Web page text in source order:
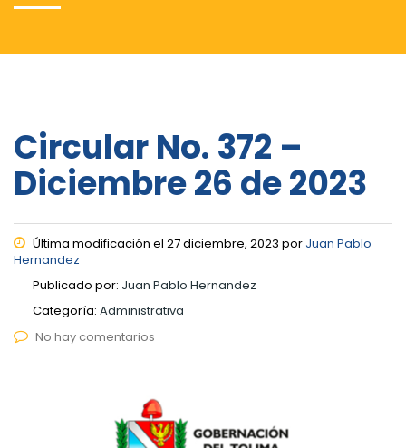
Circular No. 372 –
Diciembre 26 de 2023
Última modificación el 27 diciembre, 2023 por Juan Pablo
Hernandez
Publicado por: Juan Pablo Hernandez
Categoría: Administrativa
No hay comentarios